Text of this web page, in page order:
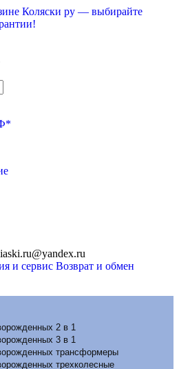
и сервис Возврат и обмен
2 в 1
3 в 1
трансформеры
трехколесные